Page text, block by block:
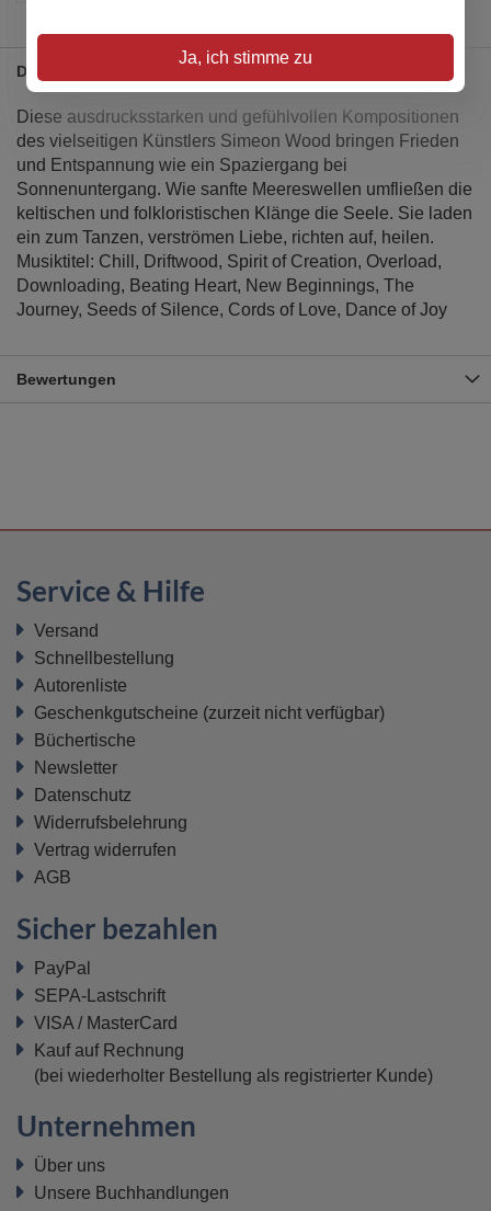
Details
Diese ausdrucksstarken und gefühlvollen Kompositionen
des vielseitigen Künstlers Simeon Wood bringen Frieden
und Entspannung wie ein Spaziergang bei
Sonnenuntergang. Wie sanfte Meereswellen umfließen die
keltischen und folkloristischen Klänge die Seele. Sie laden
ein zum Tanzen, verströmen Liebe, richten auf, heilen.
Musiktitel: Chill, Driftwood, Spirit of Creation, Overload,
Downloading, Beating Heart, New Beginnings, The
Journey, Seeds of Silence, Cords of Love, Dance of Joy
Bewertungen
Ja, ich stimme zu
Service & Hilfe
Versand
Schnellbestellung
Autorenliste
Geschenkgutscheine (zurzeit nicht verfügbar)
Büchertische
Newsletter
Datenschutz
Widerrufsbelehrung
Vertrag widerrufen
AGB
Sicher bezahlen
PayPal
SEPA-Lastschrift
VISA / MasterCard
Kauf auf Rechnung
(bei wiederholter Bestellung als registrierter Kunde)
Unternehmen
Über uns
Unsere Buchhandlungen